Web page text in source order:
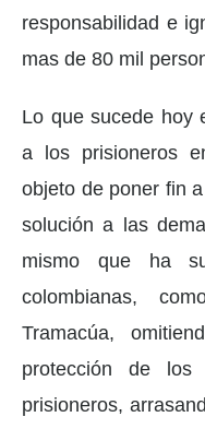
responsabilidad e
mas de 80 mil
Lo que sucede hoy
a los prisioneros
objeto de poner fin
solución a las
mismo que ha
colombianas,
Tramacúa,
protección de los
prisioneros,